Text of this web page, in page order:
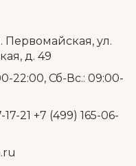
Первомайская, ул.
д. 49
22:00, Сб-Вс.: 09:00-
21 +7 (499) 165-06-